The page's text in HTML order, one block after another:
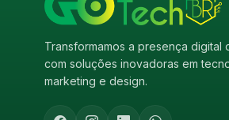
Transformamos a presença digital
com soluções inovadoras em
marketing e design.